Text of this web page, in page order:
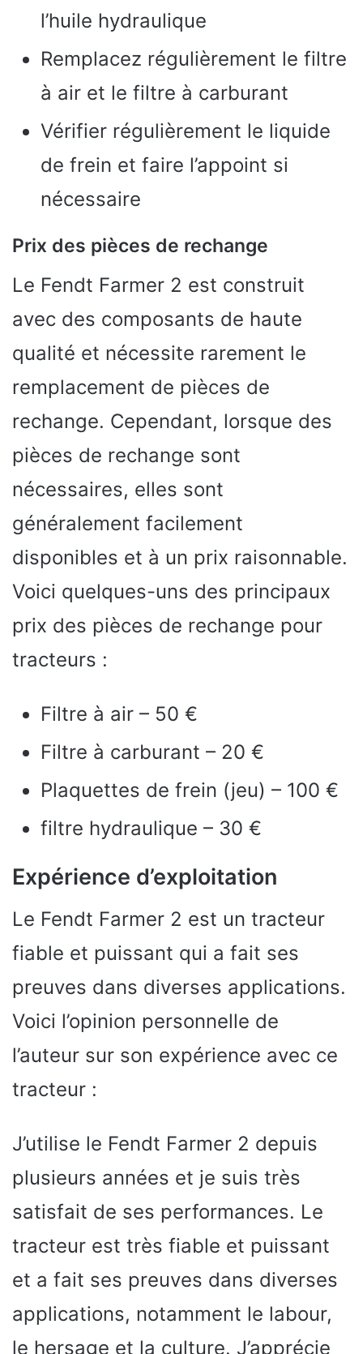
l’huile hydraulique
Remplacez régulièrement le filtre
à air et le filtre à carburant
Vérifier régulièrement le liquide
de frein et faire l’appoint si
nécessaire
Prix des pièces de rechange
Le Fendt Farmer 2 est construit
avec des composants de haute
qualité et nécessite rarement le
remplacement de pièces de
rechange. Cependant, lorsque des
pièces de rechange sont
nécessaires, elles sont
généralement facilement
disponibles et à un prix raisonnable.
Voici quelques-uns des principaux
prix des pièces de rechange pour
tracteurs :
Filtre à air – 50 €
Filtre à carburant – 20 €
Plaquettes de frein (jeu) – 100 €
filtre hydraulique – 30 €
Expérience d’exploitation
Le Fendt Farmer 2 est un tracteur
fiable et puissant qui a fait ses
preuves dans diverses applications.
Voici l’opinion personnelle de
l’auteur sur son expérience avec ce
tracteur :
J’utilise le Fendt Farmer 2 depuis
plusieurs années et je suis très
satisfait de ses performances. Le
tracteur est très fiable et puissant
et a fait ses preuves dans diverses
applications, notamment le labour,
le hersage et la culture. J’apprécie